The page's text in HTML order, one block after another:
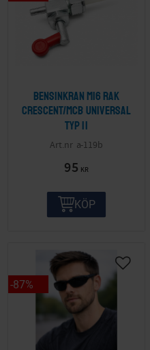
Bensinkran M16 Rak
Crescent/MCB Universal
Typ II
a-119b
95 KR
KÖP
87%